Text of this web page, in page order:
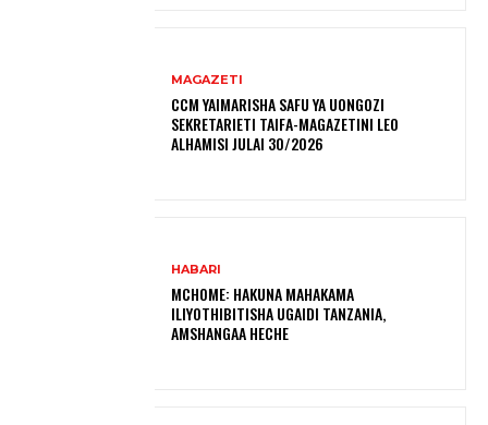
MAGAZETI
CCM YAIMARISHA SAFU YA UONGOZI
SEKRETARIETI TAIFA-MAGAZETINI LEO
ALHAMISI JULAI 30/2026
HABARI
MCHOME: HAKUNA MAHAKAMA
ILIYOTHIBITISHA UGAIDI TANZANIA,
AMSHANGAA HECHE